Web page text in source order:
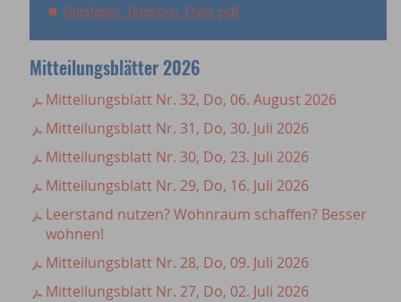
Glasfaser_Telekom_Flyer.pdf
Mitteilungsblätter 2026
Mitteilungsblatt Nr. 32, Do, 06. August 2026
Mitteilungsblatt Nr. 31, Do, 30. Juli 2026
Mitteilungsblatt Nr. 30, Do, 23. Juli 2026
Mitteilungsblatt Nr. 29, Do, 16. Juli 2026
Leerstand nutzen? Wohnraum schaffen? Besser
wohnen!
Mitteilungsblatt Nr. 28, Do, 09. Juli 2026
Mitteilungsblatt Nr. 27, Do, 02. Juli 2026